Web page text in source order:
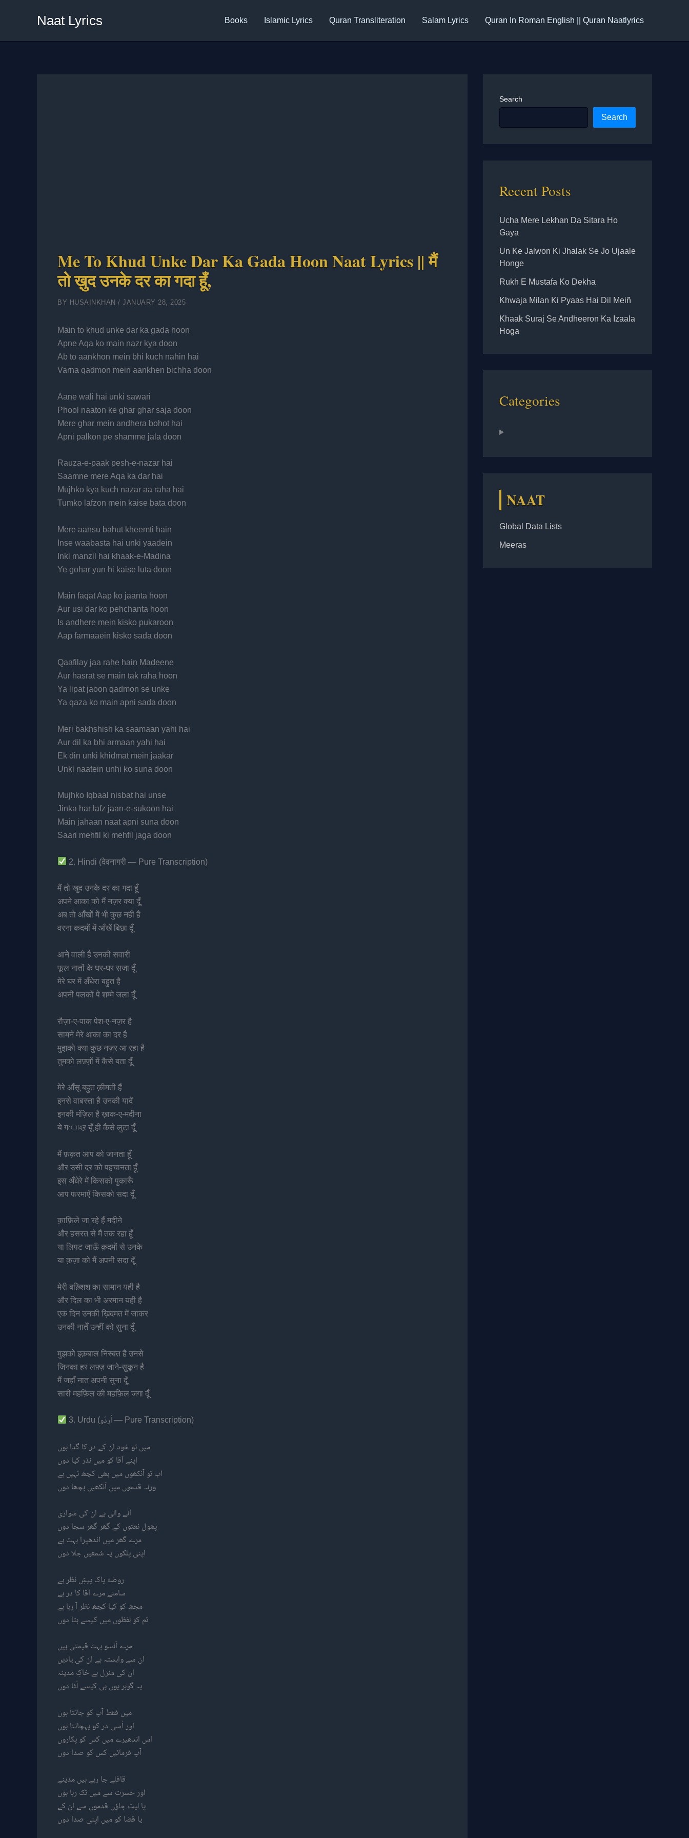
Naat Lyrics Books Islamic Lyrics Quran Transliteration Salam Lyrics Quran In Roman English || Quran Naatlyrics
Me To Khud Unke Dar Ka Gada Hoon Naat Lyrics || मैं
तो ख़ुद उनके दर का गदा हूँ,
BY HUSAINKHAN / JANUARY 28, 2025
Main to khud unke dar ka gada hoon
Apne Aqa ko main nazr kya doon
Ab to aankhon mein bhi kuch nahin hai
Varna qadmon mein aankhen bichha doon
Aane wali hai unki sawari
Phool naaton ke ghar ghar saja doon
Mere ghar mein andhera bohot hai
Apni palkon pe shamme jala doon
Rauza-e-paak pesh-e-nazar hai
Saamne mere Aqa ka dar hai
Mujhko kya kuch nazar aa raha hai
Tumko lafzon mein kaise bata doon
Mere aansu bahut kheemti hain
Inse waabasta hai unki yaadein
Inki manzil hai khaak-e-Madina
Ye gohar yun hi kaise luta doon
Main faqat Aap ko jaanta hoon
Aur usi dar ko pehchanta hoon
Is andhere mein kisko pukaroon
Aap farmaaein kisko sada doon
Qaafilay jaa rahe hain Madeene
Aur hasrat se main tak raha hoon
Ya lipat jaoon qadmon se unke
Ya qaza ko main apni sada doon
Meri bakhshish ka saamaan yahi hai
Aur dil ka bhi armaan yahi hai
Ek din unki khidmat mein jaakar
Unki naatein unhi ko suna doon
Mujhko Iqbaal nisbat hai unse
Jinka har lafz jaan-e-sukoon hai
Main jahaan naat apni suna doon
Saari mehfil ki mehfil jaga doon
2. Hindi (देवनागरी — Pure Transcription)
मैं तो खुद उनके दर का गदा हूँ
अपने आका को मैं नज़र क्या दूँ
अब तो आँखों में भी कुछ नहीं है
वरना कदमों में आँखें बिछा दूँ
आने वाली है उनकी सवारी
फूल नातों के घर-घर सजा दूँ
मेरे घर में अँधेरा बहुत है
अपनी पलकों पे शम्मे जला दूँ
रौज़ा-ए-पाक पेश-ए-नज़र है
सामने मेरे आका का दर है
मुझको क्या कुछ नज़र आ रहा है
तुमको लफ़्ज़ों में कैसे बता दूँ
मेरे आँसू बहुत क़ीमती हैं
इनसे वाबस्ता है उनकी यादें
इनकी मंज़िल है ख़ाक-ए-मदीना
ये गোহऱ यूँ ही कैसे लुटा दूँ
मैं फ़क़त आप को जानता हूँ
और उसी दर को पहचानता हूँ
इस अँधेरे में किसको पुकारूँ
आप फरमाएँ किसको सदा दूँ
क़ाफ़िले जा रहे हैं मदीने
और हसरत से मैं तक रहा हूँ
या लिपट जाऊँ क़दमों से उनके
या क़ज़ा को मैं अपनी सदा दूँ
मेरी बख़्शिश का सामान यही है
और दिल का भी अरमान यही है
एक दिन उनकी ख़िदमत में जाकर
उनकी नातेँ उन्हीं को सुना दूँ
मुझको इक़बाल निस्बत है उनसे
जिनका हर लफ़्ज़ जाने-सुकून है
मैं जहाँ नात अपनी सुना दूँ
सारी महफ़िल की महफ़िल जगा दूँ
3. Urdu (اُردُو — Pure Transcription)
میں تو خود ان کے در کا گدا ہوں
اپنے آقا کو میں نذر کیا دوں
اب تو آنکھوں میں بھی کچھ نہیں ہے
ورنہ قدموں میں آنکھیں بچھا دوں
آنے والی ہے ان کی سواری
پھول نعتوں کے گھر گھر سجا دوں
مرے گھر میں اندھیرا بہت ہے
اپنی پلکوں پہ شمعیں جلا دوں
روضۂ پاک پیشِ نظر ہے
سامنے مرے آقا کا در ہے
مجھ کو کیا کچھ نظر آ رہا ہے
تم کو لفظوں میں کیسے بتا دوں
مرے آنسو بہت قیمتی ہیں
ان سے وابستہ ہے ان کی یادیں
ان کی منزل ہے خاکِ مدینہ
یہ گوہر یوں ہی کیسے لُٹا دوں
میں فقط آپ کو جانتا ہوں
اور اُسی در کو پہچانتا ہوں
اس اندھیرے میں کس کو پکاروں
آپ فرمائیں کس کو صدا دوں
قافلے جا رہے ہیں مدینے
اور حسرت سے میں تک رہا ہوں
یا لپٹ جاؤں قدموں سے ان کے
یا قضا کو میں اپنی صدا دوں
Search
Search
Recent Posts
Ucha Mere Lekhan Da Sitara Ho
Gaya
Un Ke Jalwon Ki Jhalak Se Jo Ujaale
Honge
Rukh E Mustafa Ko Dekha
Khwaja Milan Ki Pyaas Hai Dil Meiñ
Khaak Suraj Se Andheeron Ka Izaala
Hoga
Categories
NAAT
Global Data Lists
Meeras